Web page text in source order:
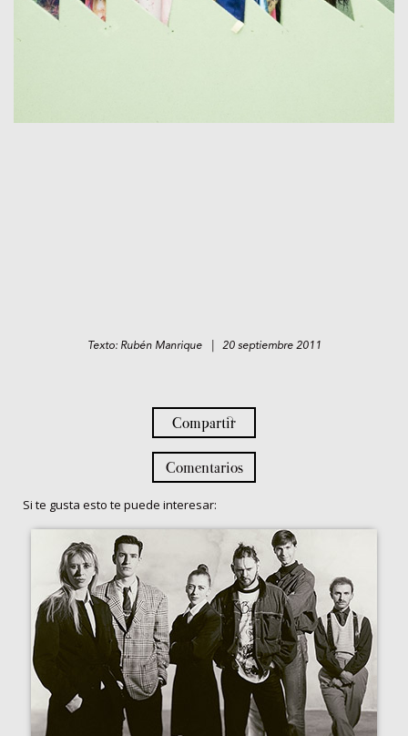
Texto: Rubén Manrique | 20 septiembre 2011
Compartir
Comentarios
Si te gusta esto te puede interesar: